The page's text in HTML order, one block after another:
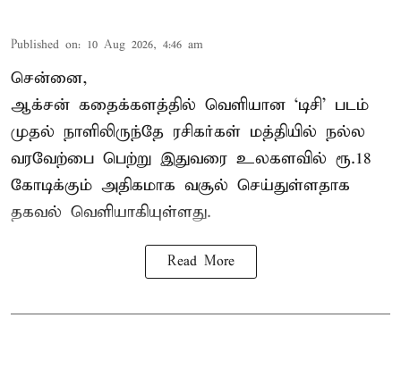
Published on: 10 Aug 2026, 4:46 am
சென்னை,
ஆக்சன் கதைக்களத்தில் வெளியான ‘டிசி’ படம்
முதல் நாளிலிருந்தே ரசிகர்கள் மத்தியில் நல்ல
வரவேற்பை பெற்று இதுவரை உலகளவில் ரூ.18
கோடிக்கும் அதிகமாக வசூல் செய்துள்ளதாக
தகவல் வெளியாகியுள்ளது.
Read More